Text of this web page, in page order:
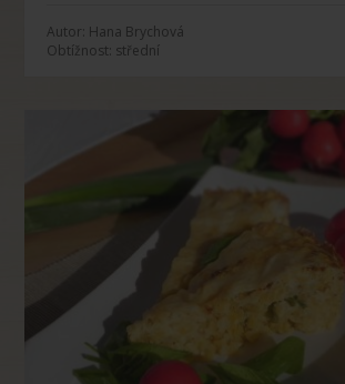
Autor: Hana Brychová
Obtížnost: střední